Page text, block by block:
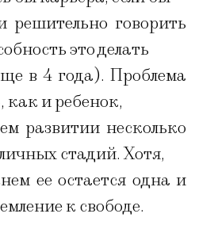
решительно говорить
это делать
в 4 года). Проблема
как и ребенок,
развитии несколько
стадий. Хотя,
ее остается одна и
к свободе.